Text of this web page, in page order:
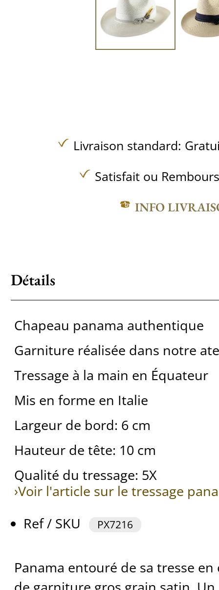
Livraison standard:
Satisfait ou
INFO
Détails
Chapeau panama authentique
Garniture réalisée dans notre
Tressage à la main en Équateur
Mis en forme en Italie
Largeur de bord: 6 cm
Hauteur de tête: 10 cm
Qualité du tressage: 5X
›Voir l'article sur le tressage
Ref / SKU
PX7216
Panama entouré de sa tresse